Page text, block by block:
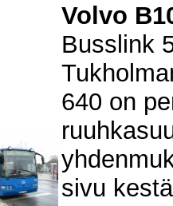
Volvo
Busslink
640 on
sivu